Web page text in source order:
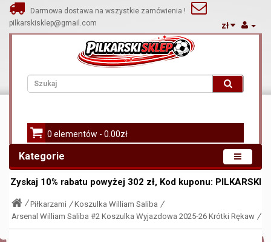
Darmowa dostawa na wszystkie zamówienia !
pilkarskisklep@gmail.com
zł
0 elementów - 0.00zł
Kategorie
Zyskaj 10% rabatu powyżej 302 zł, Kod kuponu: PILKARSKI
Piłkarzami
Koszulka William Saliba
Arsenal William Saliba #2 Koszulka Wyjazdowa 2025-26 Krótki Rękaw